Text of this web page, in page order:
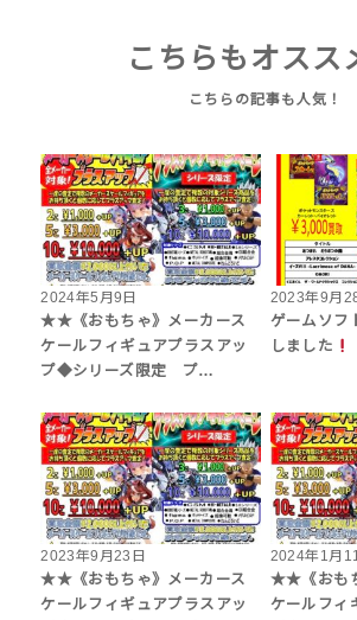
こちらもオスス
2024年5月9日
★★《おもちゃ》メーカース
ケールフィギュアプラスアッ
プ◆シリーズ限定 プ…
2023年9月
ゲームソフ
しました
2023年9月23日
★★《おもちゃ》メーカース
ケールフィギュアプラスアッ
2024年1月
★★《おも
ケールフィ